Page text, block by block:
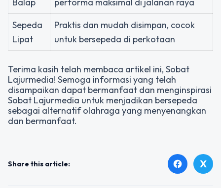
Sepeda
Lipat
Praktis dan mudah disimpan, cocok
untuk bersepeda di perkotaan
Terima kasih telah membaca artikel ini, Sobat
Lajurmedia! Semoga informasi yang telah
disampaikan dapat bermanfaat dan menginspirasi
Sobat Lajurmedia untuk menjadikan bersepeda
sebagai alternatif olahraga yang menyenangkan
dan bermanfaat.
Share this article: facebook X